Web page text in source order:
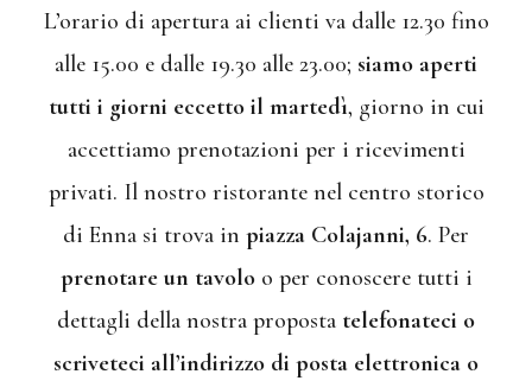
L’orario di apertura ai clienti va dalle 12.30 fino
alle 15.00 e dalle 19.30 alle 23.00; siamo aperti
tutti i giorni eccetto il martedì, giorno in cui
accettiamo prenotazioni per i ricevimenti
privati. Il nostro ristorante nel centro storico
di Enna si trova in piazza Colajanni, 6. Per
prenotare un tavoloo per conoscere tutti i
dettagli della nostra proposta telefonateci o
scriveteci all’indirizzo di posta elettronica o